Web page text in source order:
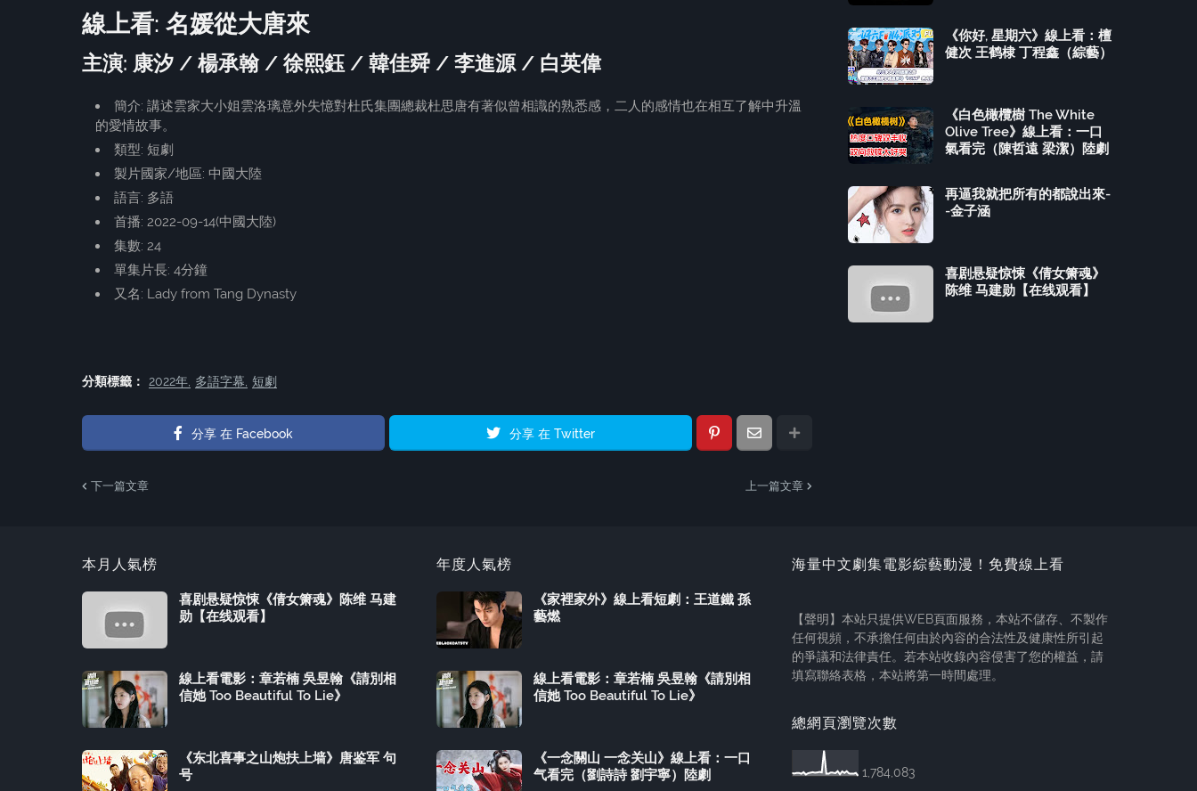
線上看: 名媛從大唐來
主演: 康汐 / 楊承翰 / 徐熙鈺 / 韓佳舜 / 李進源 / 白英偉
簡介: 講述雲家大小姐雲洛璃意外失憶對杜氏集團總裁杜思唐有著似曾相識的熟悉感，二人的感情也在相互了解中升溫
的愛情故事。
類型: 短劇
製片國家/地區: 中國大陸
語言: 多語
首播: 2022-09-14(中國大陸)
集數: 24
單集片長: 4分鐘
又名: Lady from Tang Dynasty
分類標籤： 2022年 多語字幕 短劇
分享 在 Facebook 分享 在 Twitter
下一篇文章 上一篇文章
《你好, 星期六》線上看：檀
健次 王鹤棣 丁程鑫（綜藝）
《白色橄欖樹 The White
Olive Tree》線上看：一口
氣看完（陳哲遠 梁潔）陸劇
再逼我就把所有的都說出來-
-金子涵
喜剧悬疑惊悚《倩女箫魂》
陈维 马建勋【在线观看】
本月人氣榜
喜剧悬疑惊悚《倩女箫魂》陈维 马建
勋【在线观看】
線上看電影：章若楠 吳昱翰《請別相
信她 Too Beautiful To Lie》
《东北喜事之山炮扶上墙》唐鉴军 句
号
年度人氣榜
《家裡家外》線上看短劇：王道鐵 孫
藝燃
線上看電影：章若楠 吳昱翰《請別相
信她 Too Beautiful To Lie》
《一念關山 一念关山》線上看：一口
气看完（劉詩詩 劉宇寧）陸劇
海量中文劇集電影綜藝動漫！免費線上看
【聲明】本站只提供WEB頁面服務，本站不儲存、不製作
任何視頻，不承擔任何由於內容的合法性及健康性所引起
的爭議和法律責任。若本站收錄內容侵害了您的權益，請
填寫聯絡表格，本站將第一時間處理。
總網頁瀏覽次數
1,784,083